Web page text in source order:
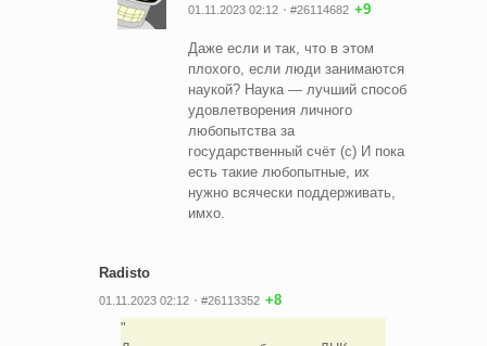
01.11.2023 02:12 #26114682 +9
Даже если и так, что в этом
плохого, если люди занимаются
наукой? Наука — лучший способ
удовлетворения личного
любопытства за
государственный счёт (с) И пока
есть такие любопытные, их
нужно всячески поддерживать,
имхо.
Radisto
01.11.2023 02:12 #26113352 +8